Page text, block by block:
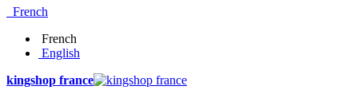
French
French
English
kingshop france